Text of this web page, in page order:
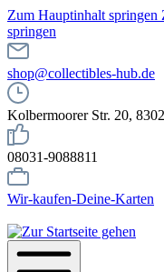
Zum Hauptinhalt springen
springen
shop@collectibles-hub.de
Kolbermoorer Str. 20,
08031-9088811
Wir-kaufen-Deine-Karten